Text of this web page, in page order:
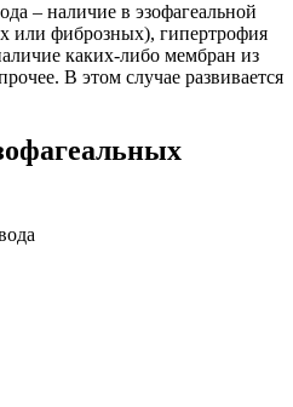
– наличие в эзофагеальной
или фиброзных), гипертрофия
каких-либо мембран из
В этом случае развивается